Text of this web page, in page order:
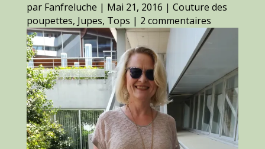
par Fanfreluche | Mai 21, 2016 | Couture des
poupettes, Jupes, Tops | 2 commentaires